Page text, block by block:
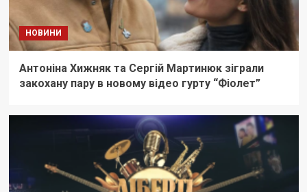
НОВИНИ
Антоніна Хижняк та Сергій Мартинюк зіграли
закохану пару в новому відео гурту “Фіолет”